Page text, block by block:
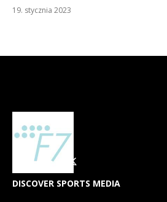
19. stycznia 2023
DISCOVER SPORTS MEDIA